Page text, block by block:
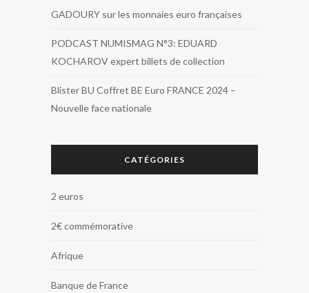
GADOURY sur les monnaies euro françaises
PODCAST NUMISMAG N°3: EDUARD
KOCHAROV expert billets de collection
Blister BU Coffret BE Euro FRANCE 2024 –
Nouvelle face nationale
CATÉGORIES
2 euros
2€ commémorative
Afrique
Banque de France